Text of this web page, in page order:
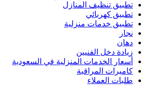
تطبيق تنظيف المنازل
تطبيق كهربائي
تطبيق خدمات منزلية
نجار
دهان
زيادة دخل الفنيين
أسعار الخدمات المنزلية في السعودية
كاميرات المراقبة
طلبات العملاء